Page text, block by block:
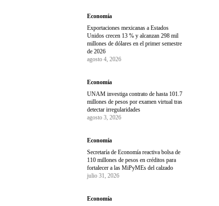
Economía
Exportaciones mexicanas a Estados
Unidos crecen 13 % y alcanzan 298 mil
millones de dólares en el primer semestre
de 2026
agosto 4, 2026
Economía
UNAM investiga contrato de hasta 101.7
millones de pesos por examen virtual tras
detectar irregularidades
agosto 3, 2026
Economía
Secretaría de Economía reactiva bolsa de
110 millones de pesos en créditos para
fortalecer a las MiPyMEs del calzado
julio 31, 2026
Economía